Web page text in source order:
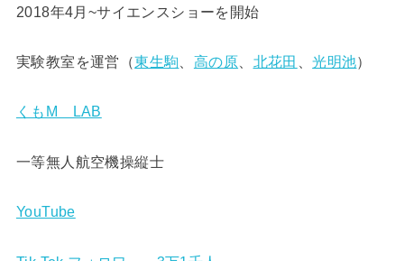
2018年4月~サイエンスショーを開始
実験教室を運営（東生駒 高の原 北花田 、光明池）
くもM LAB
一等無人航空機操縦士
YouTube